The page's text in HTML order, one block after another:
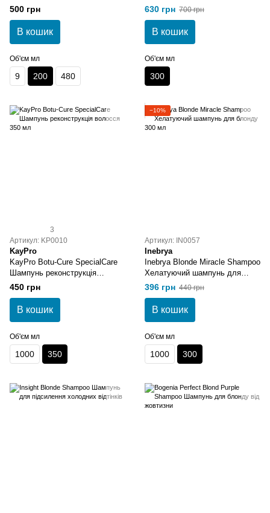
мл
500 грн
В кошик
Об'єм мл
9 200 480
блондинок антижовтизна 300
630 грн 700 грн
В кошик
Об'єм мл
300
3
Артикул: KP0010
KayPro
KayPro Botu-Cure SpecialCare
Шампунь реконструкція
волосся 350 мл
450 грн
В кошик
Об'єм мл
1000 350
−10%
Артикул: IN0057
Inebrya
Inebrya Blonde Miracle Shampoo
Хелатуючий шампунь для
блонду 300 мл
396 грн 440 грн
В кошик
Об'єм мл
1000 300